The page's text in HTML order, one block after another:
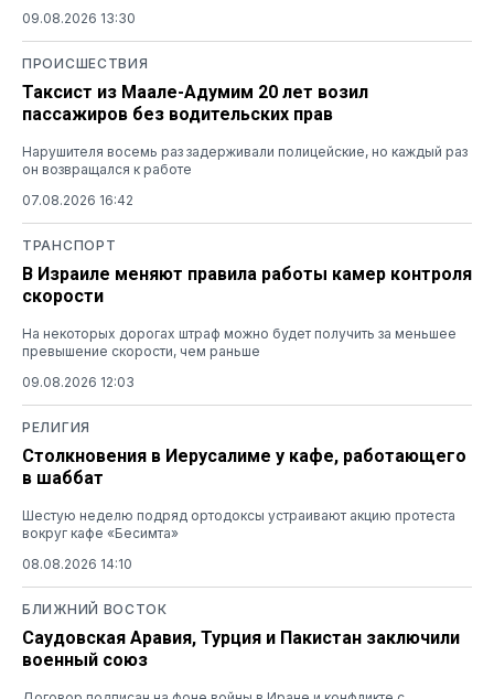
09.08.2026 13:30
ПРОИСШЕСТВИЯ
Таксист из Маале-Адумим 20 лет возил
пассажиров без водительских прав
Нарушителя восемь раз задерживали полицейские, но каждый раз
он возвращался к работе
07.08.2026 16:42
ТРАНСПОРТ
В Израиле меняют правила работы камер контроля
скорости
На некоторых дорогах штраф можно будет получить за меньшее
превышение скорости, чем раньше
09.08.2026 12:03
РЕЛИГИЯ
Столкновения в Иерусалиме у кафе, работающего
в шаббат
Шестую неделю подряд ортодоксы устраивают акцию протеста
вокруг кафе «Бесимта»
08.08.2026 14:10
БЛИЖНИЙ ВОСТОК
Саудовская Аравия, Турция и Пакистан заключили
военный союз